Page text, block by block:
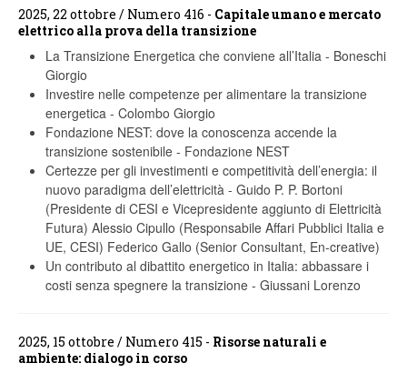
2025, 22 ottobre / Numero 416 - Capitale umano e mercato
elettrico alla prova della transizione
La Transizione Energetica che conviene all’Italia - Boneschi
Giorgio
Investire nelle competenze per alimentare la transizione
energetica - Colombo Giorgio
Fondazione NEST: dove la conoscenza accende la
transizione sostenibile - Fondazione NEST
Certezze per gli investimenti e competitività dell’energia: il
nuovo paradigma dell’elettricità - Guido P. P. Bortoni
(Presidente di CESI e Vicepresidente aggiunto di Elettricità
Futura) Alessio Cipullo (Responsabile Affari Pubblici Italia e
UE, CESI) Federico Gallo (Senior Consultant, En-creative)
Un contributo al dibattito energetico in Italia: abbassare i
costi senza spegnere la transizione - Giussani Lorenzo
2025, 15 ottobre / Numero 415 - Risorse naturali e
ambiente: dialogo in corso